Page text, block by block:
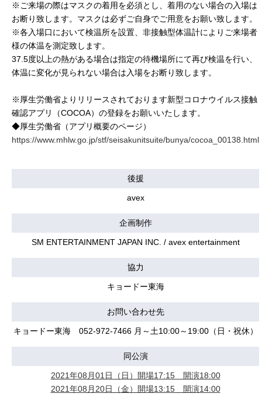
※ご来場の際はマスクの着用を必須とし、着用のない場合の入場は
お断り致します。マスクは必ずご自身でご用意をお願い致します。
※各入場口において検温所を設置、非接触型体温計によりご来場者
様の体温を測定致します。
37.5度以上の熱がある場合は指定の待機場所にて再び検温を行い、
体温に変化が見られない場合は入場をお断り致します。
※厚生労働省よりリリースされております新型コロナウイルス接触
確認アプリ（COCOA）の登録をお願いいたします。
◆厚生労働省（アプリ概要のページ）
https://www.mhlw.go.jp/stf/seisakunitsuite/bunya/cocoa_00138.html
後援
avex
企画制作
SM ENTERTAINMENT JAPAN INC. / avex entertainment
協力
キョードー東海
お問い合わせ先
キョードー東海 052-972-7466 月～土10:00～19:00（日・祝休）
同公演
2021年08月01日（日）開場17:15 開演18:00
2021年08月20日（金）開場13:15 開演14:00